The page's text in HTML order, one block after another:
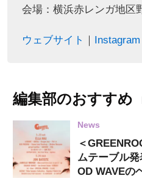
会場：横浜赤レンガ地区
ウェブサイト ｜ Instagram
編集部のおすすめ
News
＜
ムテーブル
OD WAVEの